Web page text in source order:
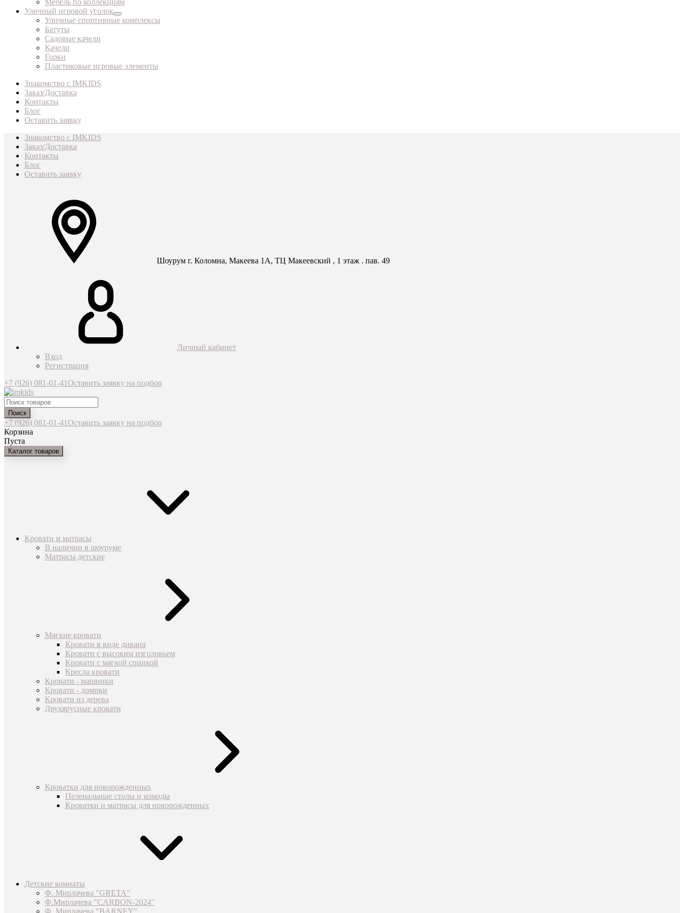
Мебель по коллекциям
Уличный игровой уголок
Уличные спортивные комплексы
Батуты
Садовые качели
Качели
Горки
Пластиковые игровые элементы
Знакомство с IMKIDS
Заказ/Доставка
Контакты
Блог
Оставить заявку
Знакомство с IMKIDS
Заказ/Доставка
Контакты
Блог
Оставить заявку
Шоурум г. Коломна, Макеева 1А, ТЦ Макеевский , 1 этаж . пав. 49
Личный кабинет
Вход
Регистрация
+7 (926) 081-01-41Оставить заявку на подбор
Поиск
+7 (926) 081-01-41Оставить заявку на подбор
Корзина
Пуста
Каталог товаров
Кровати и матрасы
В наличии в шоуруме
Матрасы детские
Мягкие кровати
Кровати в виде дивана
Кровати с высоким изголовьем
Кровати с мягкой спинкой
Кресла кровати
Кровати - машинки
Кровати - домики
Кровати из дерева
Двухярусные кровати
Кроватки для новорожденных
Пеленальные столы и комоды
Кроватки и матрасы для новорожденных
Детские комнаты
Ф. Мирлачева "GRETA"
Ф.Мирлачева "CARBON-2024"
Ф. Мирлачева "BARNEY"